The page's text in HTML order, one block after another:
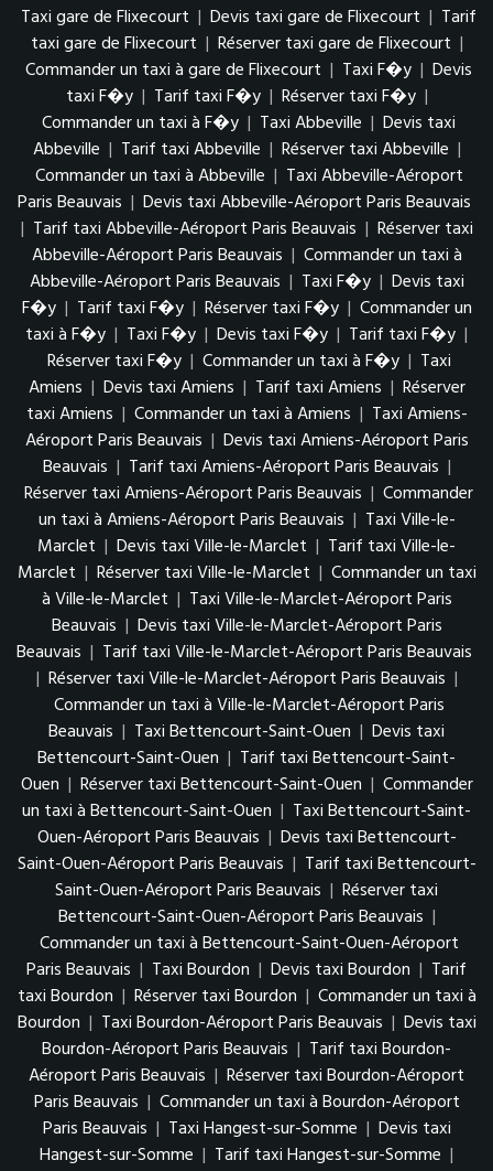
Taxi gare de Flixecourt | Devis taxi gare de Flixecourt | Tarif
taxi gare de Flixecourt | Réserver taxi gare de Flixecourt |
Commander un taxi à gare de Flixecourt | Taxi F�y | Devis
taxi F�y | Tarif taxi F�y | Réserver taxi F�y |
Commander un taxi à F�y | Taxi Abbeville | Devis taxi
Abbeville | Tarif taxi Abbeville | Réserver taxi Abbeville |
Commander un taxi à Abbeville | Taxi Abbeville-Aéroport
Paris Beauvais | Devis taxi Abbeville-Aéroport Paris Beauvais
| Tarif taxi Abbeville-Aéroport Paris Beauvais | Réserver taxi
Abbeville-Aéroport Paris Beauvais | Commander un taxi à
Abbeville-Aéroport Paris Beauvais | Taxi F�y | Devis taxi
F�y | Tarif taxi F�y | Réserver taxi F�y | Commander un
taxi à F�y | Taxi F�y | Devis taxi F�y | Tarif taxi F�y |
Réserver taxi F�y | Commander un taxi à F�y | Taxi
Amiens | Devis taxi Amiens | Tarif taxi Amiens | Réserver
taxi Amiens | Commander un taxi à Amiens | Taxi Amiens-
Aéroport Paris Beauvais | Devis taxi Amiens-Aéroport Paris
Beauvais | Tarif taxi Amiens-Aéroport Paris Beauvais |
Réserver taxi Amiens-Aéroport Paris Beauvais | Commander
un taxi à Amiens-Aéroport Paris Beauvais | Taxi Ville-le-
Marclet | Devis taxi Ville-le-Marclet | Tarif taxi Ville-le-
Marclet | Réserver taxi Ville-le-Marclet | Commander un taxi
à Ville-le-Marclet | Taxi Ville-le-Marclet-Aéroport Paris
Beauvais | Devis taxi Ville-le-Marclet-Aéroport Paris
Beauvais | Tarif taxi Ville-le-Marclet-Aéroport Paris Beauvais
| Réserver taxi Ville-le-Marclet-Aéroport Paris Beauvais |
Commander un taxi à Ville-le-Marclet-Aéroport Paris
Beauvais | Taxi Bettencourt-Saint-Ouen | Devis taxi
Bettencourt-Saint-Ouen | Tarif taxi Bettencourt-Saint-
Ouen | Réserver taxi Bettencourt-Saint-Ouen | Commander
un taxi à Bettencourt-Saint-Ouen | Taxi Bettencourt-Saint-
Ouen-Aéroport Paris Beauvais | Devis taxi Bettencourt-
Saint-Ouen-Aéroport Paris Beauvais | Tarif taxi Bettencourt-
Saint-Ouen-Aéroport Paris Beauvais | Réserver taxi
Bettencourt-Saint-Ouen-Aéroport Paris Beauvais |
Commander un taxi à Bettencourt-Saint-Ouen-Aéroport
Paris Beauvais | Taxi Bourdon | Devis taxi Bourdon | Tarif
taxi Bourdon | Réserver taxi Bourdon | Commander un taxi à
Bourdon | Taxi Bourdon-Aéroport Paris Beauvais | Devis taxi
Bourdon-Aéroport Paris Beauvais | Tarif taxi Bourdon-
Aéroport Paris Beauvais | Réserver taxi Bourdon-Aéroport
Paris Beauvais | Commander un taxi à Bourdon-Aéroport
Paris Beauvais | Taxi Hangest-sur-Somme | Devis taxi
Hangest-sur-Somme | Tarif taxi Hangest-sur-Somme |